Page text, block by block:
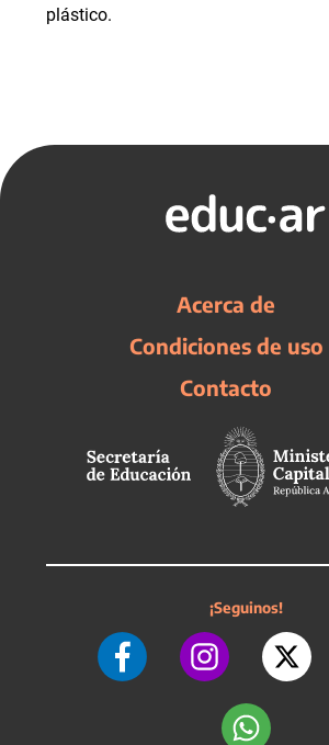
plástico.
Acerca de
Condiciones de uso
Contacto
¡Seguinos!